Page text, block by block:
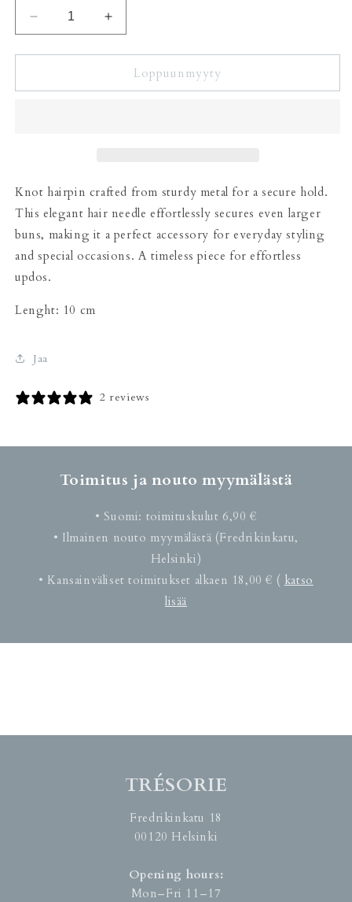
Vähennä
tuotteen
Knot
pin
Lisää
tuotteen
Knot
pin
Loppuunmyyty
Knot hairpin crafted from sturdy metal for a secure hold.
This elegant hair needle effortlessly secures even larger
buns, making it a perfect accessory for everyday styling
and special occasions. A timeless piece for effortless
updos.
Lenght: 10 cm
Jaa
2 reviews
Toimitus ja nouto myymälästä
• Suomi: toimituskulut 6,90 €
• Ilmainen nouto myymälästä (Fredrikinkatu,
Helsinki)
• Kansainväliset toimitukset alkaen 18,00 € ( katso
lisää
TRÉSORIE
Fredrikinkatu 18
00120 Helsinki
Opening hours:
Mon–Fri 11–17